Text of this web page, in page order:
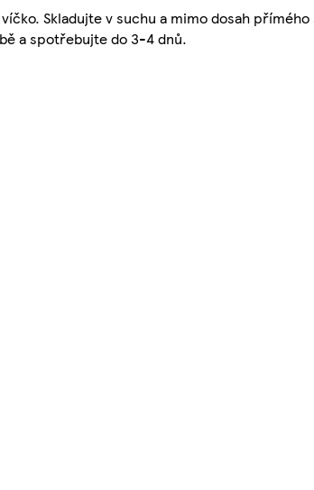
Skladujte v suchu a mimo dosah
a spotřebujte do 3-4 dnů.